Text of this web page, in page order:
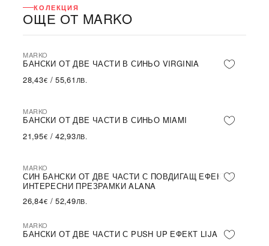
КОЛЕКЦИЯ
ОЩЕ ОТ MARKO
MARKO
БАНСКИ ОТ ДВЕ ЧАСТИ В СИНЬО VIRGINIA
28,43€ /55,61 ЛВ.
MARKO
БАНСКИ ОТ ДВЕ ЧАСТИ В СИНЬО MIAMI
21,95€ /42,93ЛВ.
MARKO
СИН БАНСКИ ОТ ДВЕ ЧАСТИ С ПОВДИГАЩ ЕФЕКТ И
ИНТЕРЕСНИ ПРЕЗРАМКИ ALANA
26,84€ /52,49ЛВ.
MARKO
БАНСКИ ОТ ДВЕ ЧАСТИ С PUSH UP ЕФЕКТ LIJA